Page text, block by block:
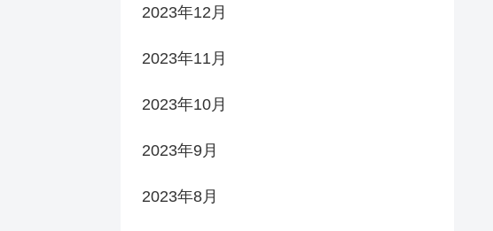
2023年12月
2023年11月
2023年10月
2023年9月
2023年8月